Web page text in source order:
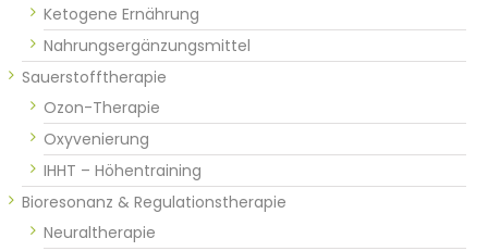
Ketogene Ernährung
Nahrungsergänzungsmittel
Sauerstofftherapie
Ozon-Therapie
Oxyvenierung
IHHT – Höhentraining
Bioresonanz & Regulationstherapie
Neuraltherapie